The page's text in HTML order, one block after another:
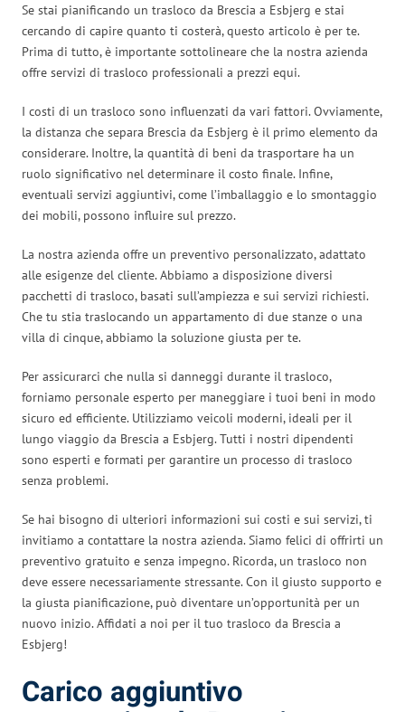
Se stai pianificando un trasloco da Brescia a Esbjerg e stai
cercando di capire quanto ti costerà, questo articolo è per te.
Prima di tutto, è importante sottolineare che la nostra azienda
offre servizi di trasloco professionali a prezzi equi.
I costi di un trasloco sono influenzati da vari fattori. Ovviamente,
la distanza che separa Brescia da Esbjerg è il primo elemento da
considerare. Inoltre, la quantità di beni da trasportare ha un
ruolo significativo nel determinare il costo finale. Infine,
eventuali servizi aggiuntivi, come l’imballaggio e lo smontaggio
dei mobili, possono influire sul prezzo.
La nostra azienda offre un preventivo personalizzato, adattato
alle esigenze del cliente. Abbiamo a disposizione diversi
pacchetti di trasloco, basati sull’ampiezza e sui servizi richiesti.
Che tu stia traslocando un appartamento di due stanze o una
villa di cinque, abbiamo la soluzione giusta per te.
Per assicurarci che nulla si danneggi durante il trasloco,
forniamo personale esperto per maneggiare i tuoi beni in modo
sicuro ed efficiente. Utilizziamo veicoli moderni, ideali per il
lungo viaggio da Brescia a Esbjerg. Tutti i nostri dipendenti
sono esperti e formati per garantire un processo di trasloco
senza problemi.
Se hai bisogno di ulteriori informazioni sui costi e sui servizi, ti
invitiamo a contattare la nostra azienda. Siamo felici di offrirti un
preventivo gratuito e senza impegno. Ricorda, un trasloco non
deve essere necessariamente stressante. Con il giusto supporto e
la giusta pianificazione, può diventare un’opportunità per un
nuovo inizio. Affidati a noi per il tuo trasloco da Brescia a
Esbjerg!
Carico aggiuntivo